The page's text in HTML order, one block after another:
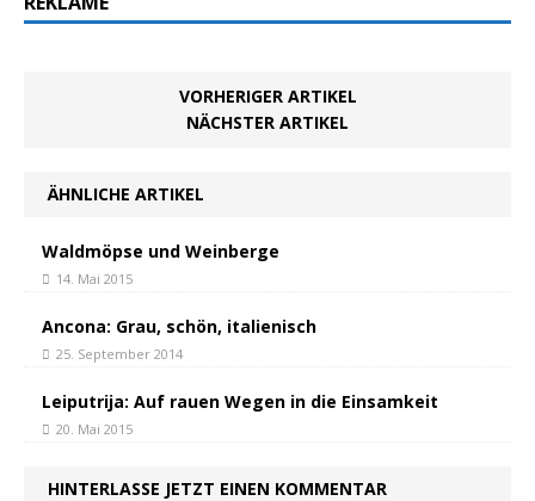
VORHERIGER ARTIKEL
NÄCHSTER ARTIKEL
ÄHNLICHE ARTIKEL
Waldmöpse und Weinberge
14. Mai 2015
Ancona: Grau, schön, italienisch
25. September 2014
Leiputrija: Auf rauen Wegen in die Einsamkeit
20. Mai 2015
HINTERLASSE JETZT EINEN KOMMENTAR